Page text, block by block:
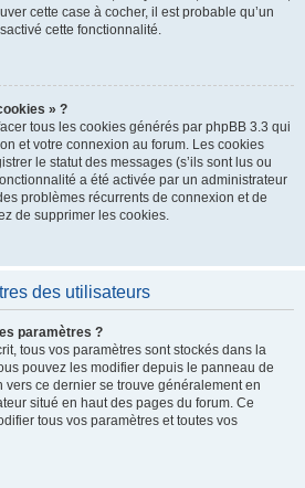
cette case à cocher, il est probable qu’un
cette fonctionnalité.
» ?
tous les cookies générés par phpBB 3.3 qui
et votre connexion au forum. Les cookies
le statut des messages (s’ils sont lus ou
a été activée par un administrateur
problèmes récurrents de connexion et de
de supprimer les cookies.
des utilisateurs
paramètres ?
tous vos paramètres sont stockés dans la
pouvez les modifier depuis le panneau de
vers ce dernier se trouve généralement en
situé en haut des pages du forum. Ce
tous vos paramètres et toutes vos